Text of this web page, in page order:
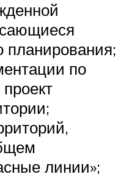
планирования;
по
линии»;